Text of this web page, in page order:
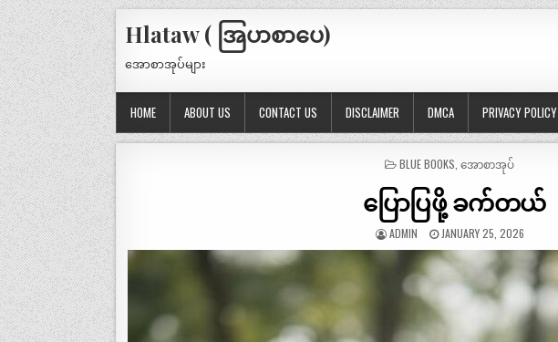
Hlataw ( အြပာစာပေ)
အောစာအုပ်များ
HOME ABOUT US CONTACT US DISCLAIMER DMCA PRIVACY POLICY
POSTED
BLUE BOOKS ,အောစာအုပ်
ပြောပြဖို့ ခက်တယ်
ADMIN JANUARY 25, 2026